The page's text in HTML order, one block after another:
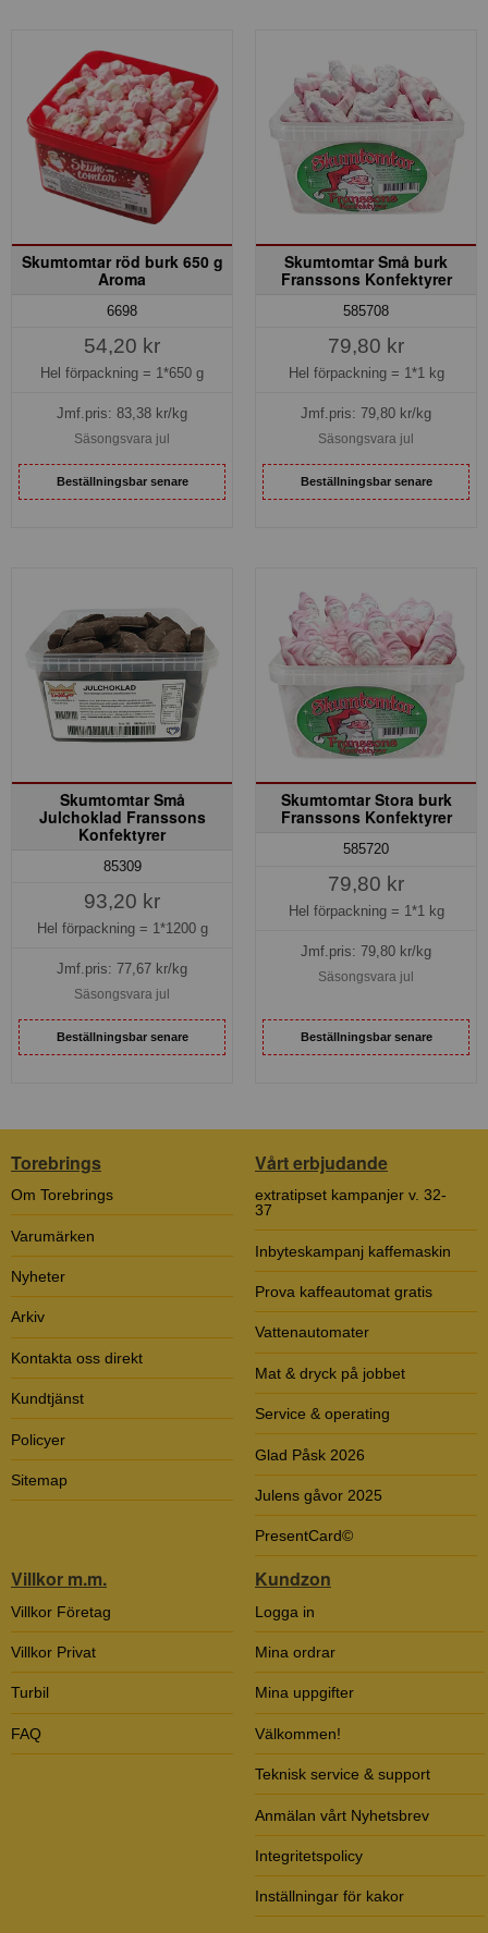
Skumtomtar röd burk 650 g
Aroma
6698
54,20 kr
Hel förpackning = 1*650 g
Jmf.pris: 83,38 kr/kg
Säsongsvara jul
Beställningsbar senare
Skumtomtar Små burk
Franssons Konfektyrer
585708
79,80 kr
Hel förpackning = 1*1 kg
Jmf.pris: 79,80 kr/kg
Säsongsvara jul
Beställningsbar senare
Skumtomtar Små
Julchoklad Franssons
Konfektyrer
85309
93,20 kr
Hel förpackning = 1*1200 g
Jmf.pris: 77,67 kr/kg
Säsongsvara jul
Beställningsbar senare
Skumtomtar Stora burk
Franssons Konfektyrer
585720
79,80 kr
Hel förpackning = 1*1 kg
Jmf.pris: 79,80 kr/kg
Säsongsvara jul
Beställningsbar senare
Torebrings
Om Torebrings
Varumärken
Nyheter
Arkiv
Kontakta oss direkt
Kundtjänst
Policyer
Sitemap
Vårt erbjudande
extratipset kampanjer v. 32-
37
Inbyteskampanj kaffemaskin
Prova kaffeautomat gratis
Vattenautomater
Mat & dryck på jobbet
Service & operating
Glad Påsk 2026
Julens gåvor 2025
PresentCard©
Villkor m.m.
Villkor Företag
Villkor Privat
Turbil
FAQ
Kundzon
Logga in
Mina ordrar
Mina uppgifter
Välkommen!
Teknisk service & support
Anmälan vårt Nyhetsbrev
Integritetspolicy
Inställningar för kakor